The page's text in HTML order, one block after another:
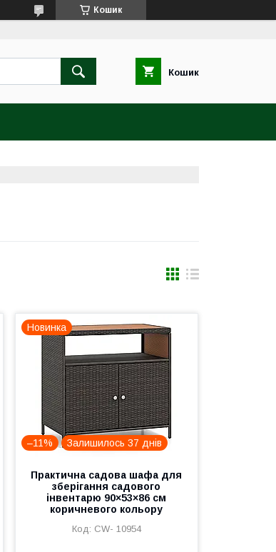
Кошик
Кошик
Новинка
–11% Залишилось 37 днів
Практична садова шафа для
зберігання садового
інвентарю 90×53×86 см
коричневого кольору
CW- 10954